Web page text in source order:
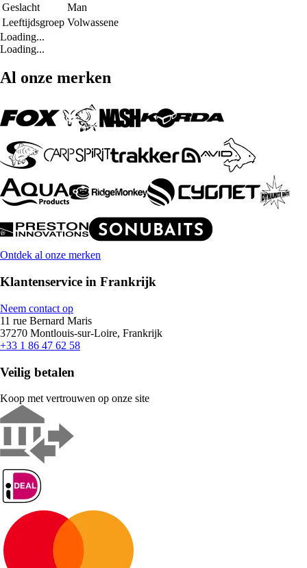
Geslacht
Man
Leeftijdsgroep Volwassene
Loading...
Loading...
Al onze merken
Ontdek al onze merken
Klantenservice in Frankrijk
Neem contact op
11 rue Bernard Maris
37270 Montlouis-sur-Loire, Frankrijk
+33 1 86 47 62 58
Veilig betalen
Koop met vertrouwen op onze site